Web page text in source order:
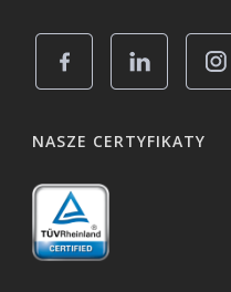
NASZE CERTYFIKATY